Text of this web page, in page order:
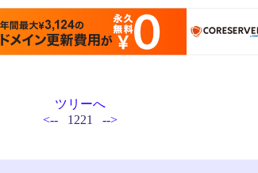
ツリーへ
<-- 1221 -->